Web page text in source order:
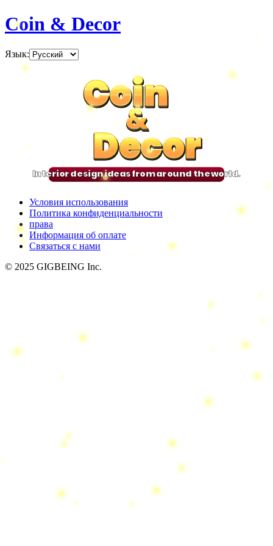
Coin & Decor
Язык:
Coin
&
Decor
Coin
&
Decor
Coin
&
Decor
Coin
&
Decor
Interior design ideas from around the world.
Условия использования
Политика конфиденциальности
права
Информация об оплате
Связаться с нами
© 2025 GIGBEING Inc.